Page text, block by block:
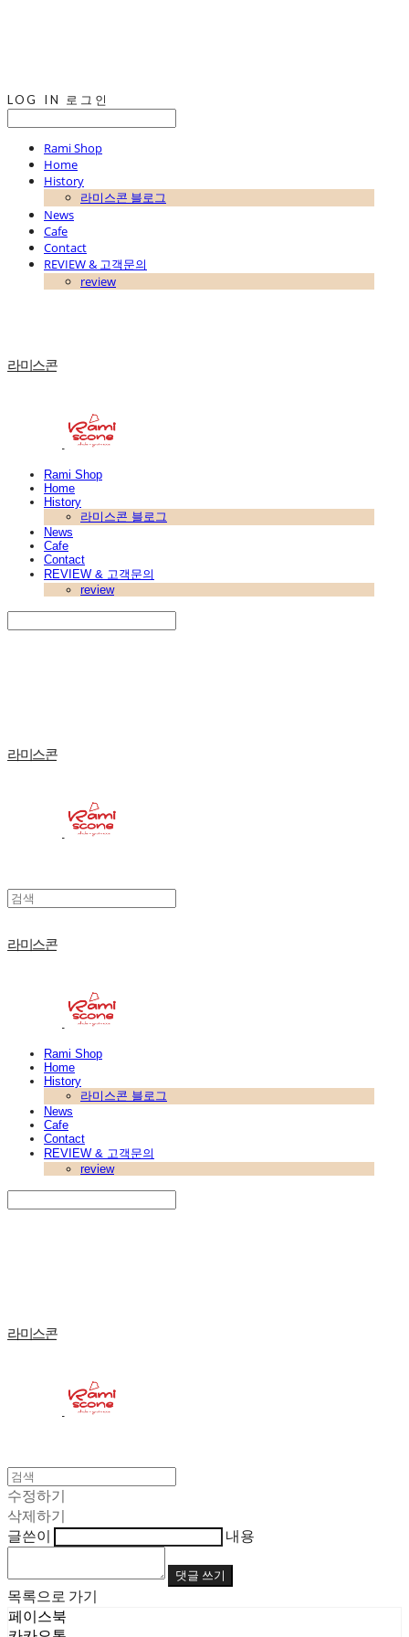
LOG IN 로그인
Rami Shop
Home
History
라미스콘 블로그
News
Cafe
Contact
REVIEW & 고객문의
review
라미스콘
Rami Shop
Home
History
라미스콘 블로그
News
Cafe
Contact
REVIEW & 고객문의
review
라미스콘
라미스콘
Rami Shop
Home
History
라미스콘 블로그
News
Cafe
Contact
REVIEW & 고객문의
review
라미스콘
수정하기
삭제하기
글쓴이
내용
댓글 쓰기
목록으로 가기
페이스북